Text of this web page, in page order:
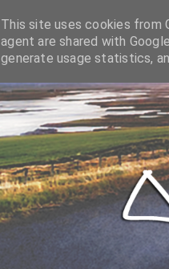
This site uses cookies from
agent are shared with
generate usage statistics,